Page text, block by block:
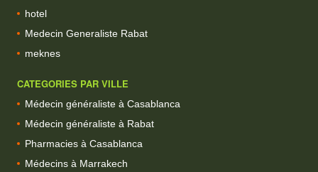
hotel
Medecin Generaliste Rabat
meknes
CATEGORIES PAR VILLE
Médecin généraliste à Casablanca
Médecin généraliste à Rabat
Pharmacies à Casablanca
Médecins à Marrakech